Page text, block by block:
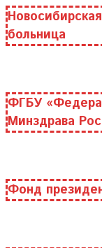
больница
ФГБУ
Минздрава
Фонд